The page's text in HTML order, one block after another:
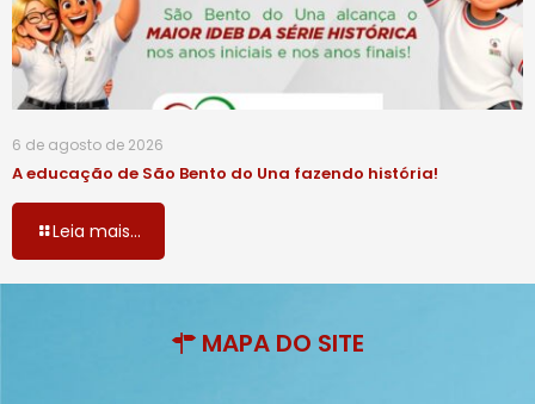
6 de agosto de 2026
A educação de São Bento do Una fazendo história!
Leia mais...
MAPA DO SITE